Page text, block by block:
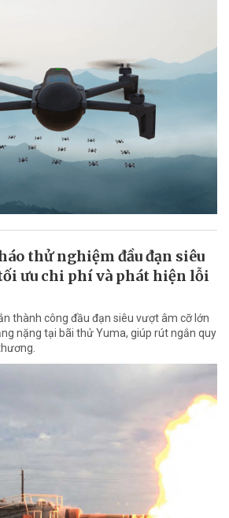
thử nghiệm đầu đạn siêu
ưu chi phí và phát hiện lỗi
thành công đầu đạn siêu vượt âm cỡ lớn
nặng tại bãi thử Yuma, giúp rút ngắn quy